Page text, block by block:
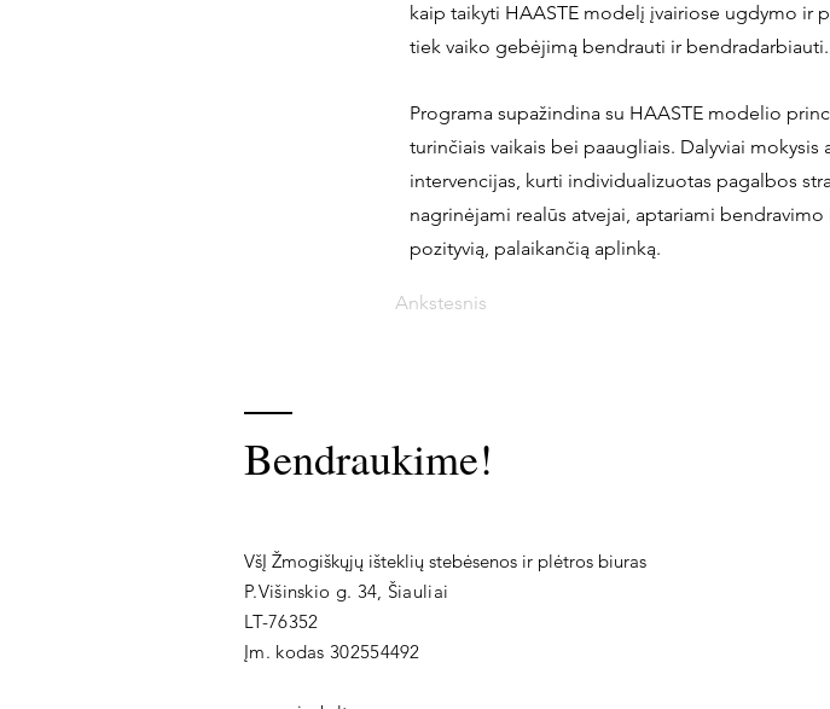
kaip taikyti HAASTE modelį įvairiose ugdymo ir
tiek vaiko gebėjimą bendrauti ir bendradarbiauti.
Programa supažindina su HAASTE modelio
turinčiais vaikais bei paaugliais. Dalyviai
intervencijas, kurti individualizuotas pagalbos
nagrinėjami realūs atvejai, aptariami
pozityvią, palaikančią aplinką.
Ankstesnis
Bendraukime!
VšĮ Žmogiškųjų išteklių stebėsenos ir plėtros biuras
P.Višinskio g. 34, Šiauliai
LT-76352
Įm. kodas 302554492